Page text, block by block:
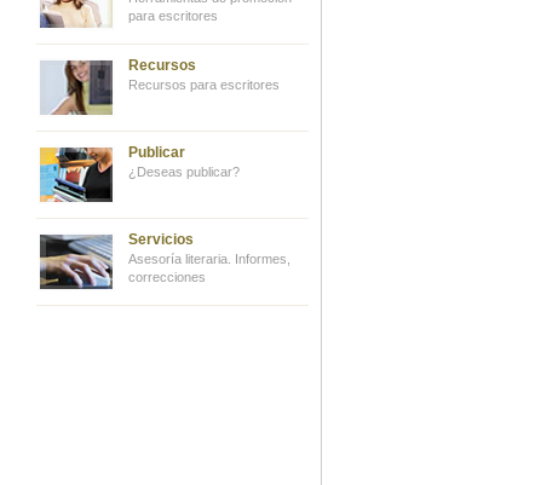
para escritores
Recursos
Recursos para escritores
Publicar
¿Deseas publicar?
Servicios
Asesoría literaria. Informes,
correcciones